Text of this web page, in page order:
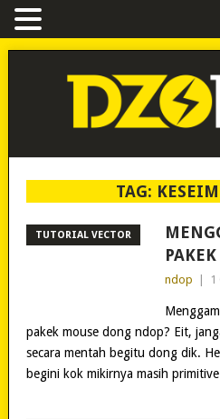
TAG:
TUTORIAL VECTOR
ndop
pakek mouse dong ndop? Eit,
secara mentah begitu dong dik.
begini kok mikirnya masih